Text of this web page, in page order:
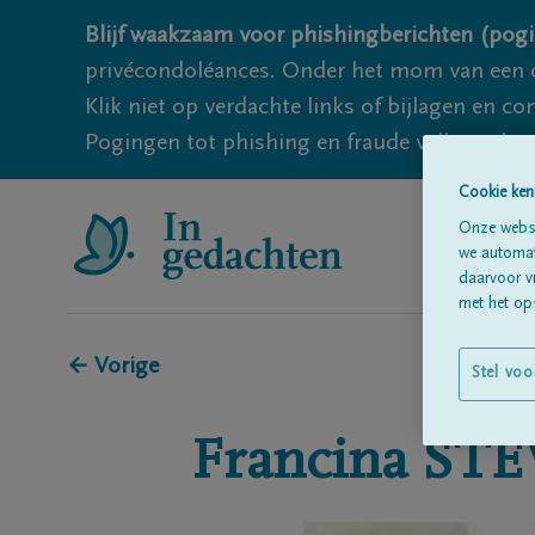
Blijf waakzaam voor phishingberichten
privécondoléances. Onder het mom van
Klik niet op verdachte links of bijlagen en
Pogingen tot phishing en fraude vallen
← Vorige
Francina
Cookie
Onze
we
daarvoor
met het
Stel